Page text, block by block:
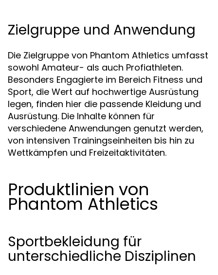
Zielgruppe und Anwendung
Die Zielgruppe von Phantom Athletics umfasst
sowohl Amateur- als auch Profiathleten.
Besonders Engagierte im Bereich Fitness und
Sport, die Wert auf hochwertige Ausrüstung
legen, finden hier die passende Kleidung und
Ausrüstung. Die Inhalte können für
verschiedene Anwendungen genutzt werden,
von intensiven Trainingseinheiten bis hin zu
Wettkämpfen und Freizeitaktivitäten.
Produktlinien von
Phantom Athletics
Sportbekleidung für
unterschiedliche Disziplinen